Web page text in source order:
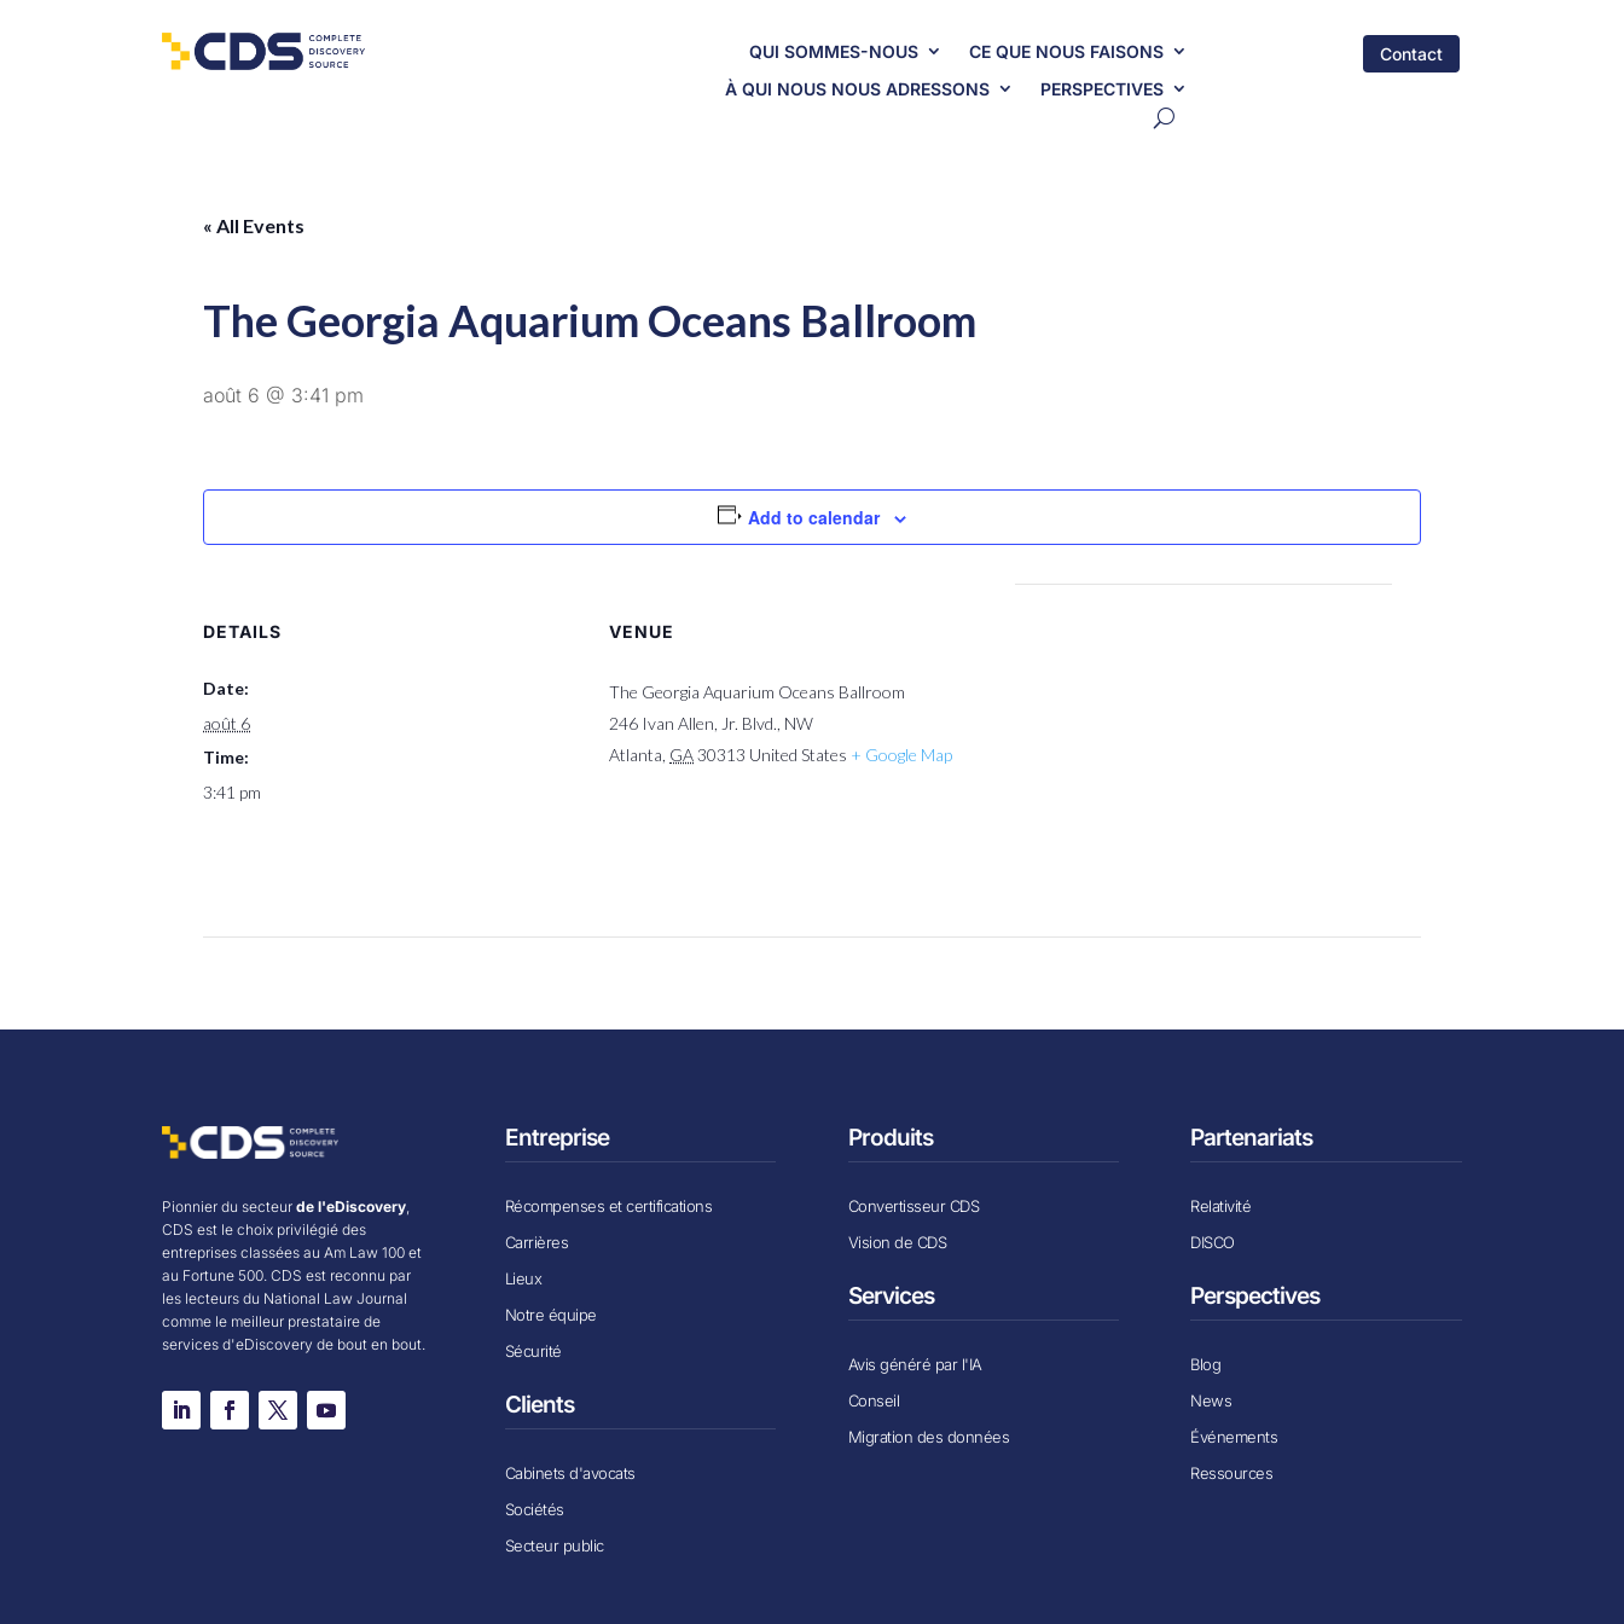
QUI SOMMES-NOUS
CE QUE NOUS FAISONS
À QUI NOUS NOUS ADRESSONS
PERSPECTIVES
Contact
« All Events
The Georgia Aquarium Oceans Ballroom
août 6 @ 3:41 pm
Add to calendar
DETAILS
Date:
août 6
Time:
3:41 pm
VENUE
The Georgia Aquarium Oceans Ballroom
246 Ivan Allen, Jr. Blvd., NW
Atlanta GA30313 United States + Google Map
Pionnier du secteurde l'eDiscovery
CDS est le choix privilégié des
entreprises classées au Am Law 100 et
au Fortune 500. CDS est reconnu par
les lecteurs du National Law Journal
comme le meilleur prestataire de
services d'eDiscovery de bout en bout.
Entreprise
Récompenses et certifications
Carrières
Lieux
Notre équipe
Sécurité
Clients
Cabinets d'avocats
Sociétés
Secteur public
Produits
Convertisseur CDS
Vision de CDS
Services
Avis généré par l'IA
Conseil
Migration des données
Partenariats
Relativité
DISCO
Perspectives
Blog
News
Événements
Ressources